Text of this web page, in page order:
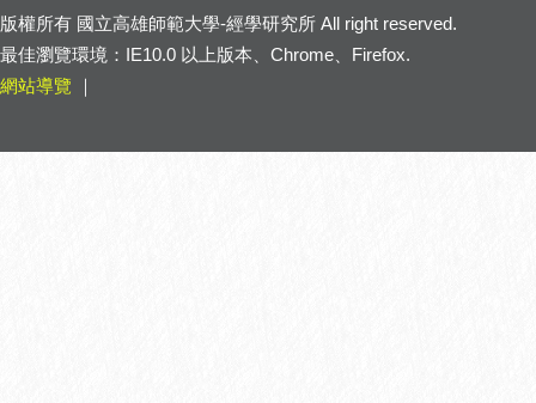
版權所有 國立高雄師範大學-經學研究所 All right reserved.
最佳瀏覽環境：IE10.0 以上版本、Chrome、Firefox.
網站導覽 ｜